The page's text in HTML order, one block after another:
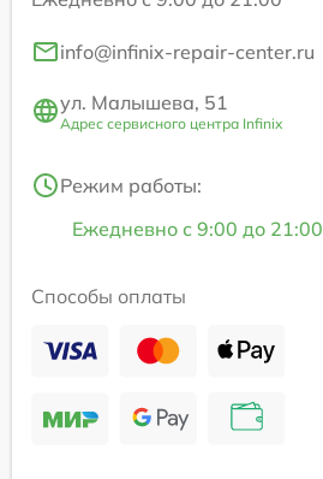
info@infinix-repair-center.ru
ул. Малышева, 51
Адрес сервисного центра Infinix
Режим работы:
Ежедневно с 9:00 до 21:00
Способы оплаты